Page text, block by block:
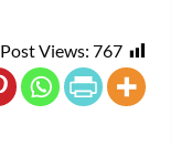
Post Views: 767